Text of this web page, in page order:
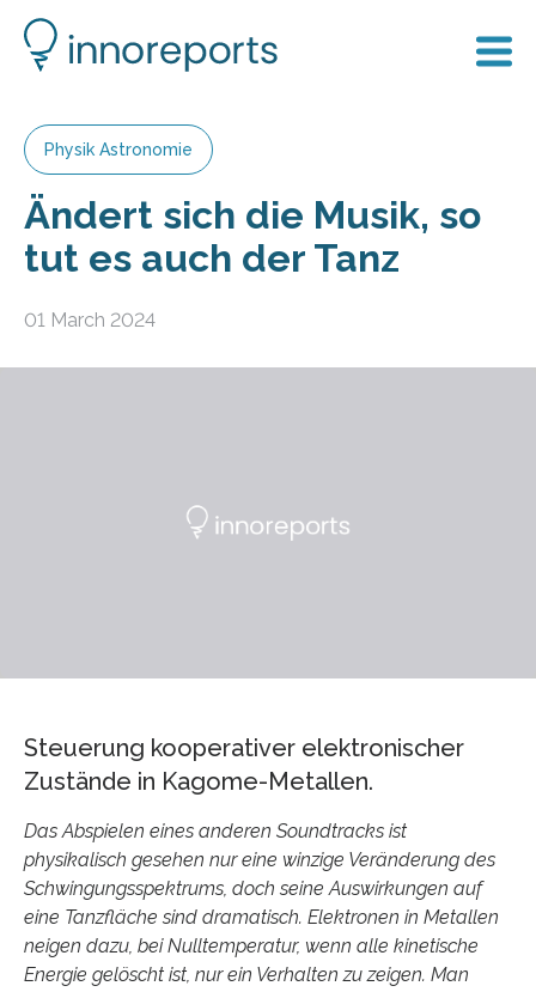
Physik Astronomie
Ändert sich die Musik, so
tut es auch der Tanz
01 March 2024
Steuerung kooperativer elektronischer
Zustände in Kagome-Metallen.
Das Abspielen eines anderen Soundtracks ist
physikalisch gesehen nur eine winzige Veränderung des
Schwingungsspektrums, doch seine Auswirkungen auf
eine Tanzfläche sind dramatisch. Elektronen in Metallen
neigen dazu, bei Nulltemperatur, wenn alle kinetische
Energie gelöscht ist, nur ein Verhalten zu zeigen. Man